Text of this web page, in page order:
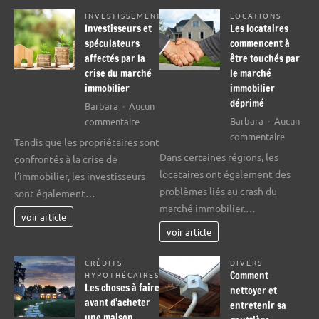
INVESTISSEMENT
Investisseurs et
spéculateurs
affectés par la
crise du marché
immobilier
Barbara
Aucun
commentairesur
spéculateurs
affectés
immobilier
Tandis que les propriétaires sont
confrontés à la crise de
l’immobilier, les investisseurs
sont également…
voir article
LOCATIONS
Les locataires
commencent à
être touchés par
le marché
immobilier
déprimé
Barbara
Aucun
commentairesur
déprimé
Dans certaines régions, les
locataires ont également des
problèmes liés au crash du
marché immobilier.…
voir article
CRÉDITS
HYPOTHÉCAIRES
Les choses à faire
avant d’acheter
DIVERS
Comment
nettoyer et
entretenir sa